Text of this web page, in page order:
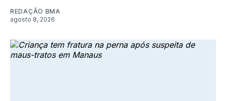
REDAÇÃO BMA
agosto 8, 2026